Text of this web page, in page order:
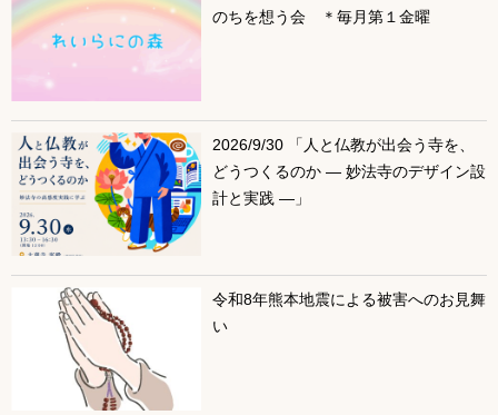
のちを想う会 ＊毎月第１金曜
2026/9/30 「人と仏教が出会う寺を、
どうつくるのか ― 妙法寺のデザイン設
計と実践 ―」
令和8年熊本地震による被害へのお見舞
い